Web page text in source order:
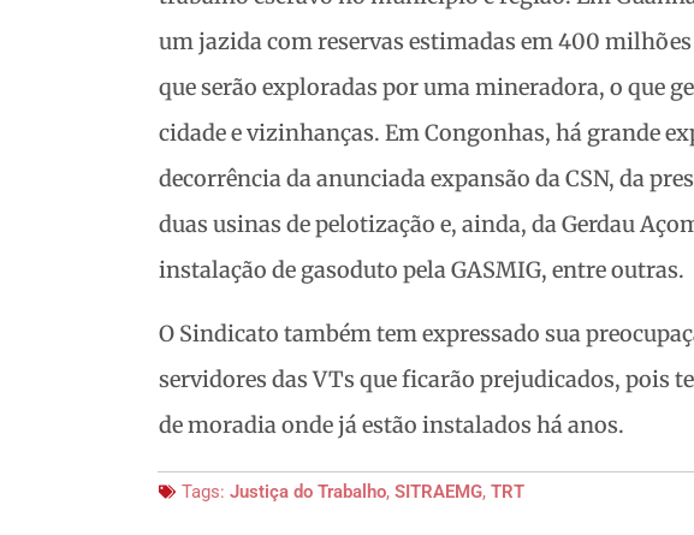
um jazida com reservas estimadas em 400
que serão exploradas por uma mineradora, o que
cidade e vizinhanças. Em Congonhas, há grande
decorrência da anunciada expansão da CSN, da
duas usinas de pelotização e, ainda, da Gerdau
instalação de gasoduto pela GASMIG, entre outras.
O Sindicato também tem expressado sua
servidores das VTs que ficarão prejudicados, pois
de moradia onde já estão instalados há anos.
Tags: Justiça do Trabalho, SITRAEMG, TRT